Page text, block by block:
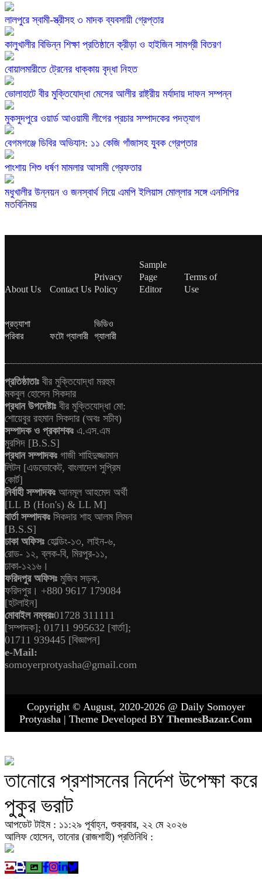
লালপুরে স্বামী-স্ত্রীসহ ৩ মাদক ব্যবসায়ী গ্রেপ্তার
কালুখালীর বিভিন্ন শিক্ষা প্রতিষ্ঠানে ক্রীড়া ও হাইজিন সামগ্রী বিতরণ
বোয়ালমারীতে ট্রেনের ধাক্কায় বৃদ্ধা নিহত
ভোলাহাটে বীর মুক্তিযোদ্ধা মেসের আলীর রাষ্ট্রীয় মর্যাদায় দাফন সম্পন্ন
মুকসুদপুরে ওয়ার্ড আওয়ামী লীগের প্রচার সম্পাদকের পদত্যাগ
বেগমগঞ্জে ডিবির অভিযান: ১১ কেজি গাঁজাসহ যুবক গ্রেপ্তার
পাংশায় শিশু ধর্ষণ মামলার আসামী গ্রেফতার
মধুখালীর উন্নয়ন ও জনস্বার্থ নিয়ে এমপি ইলিয়াস মোল্লার সঙ্গে এনসিপির
মতবিনিময়
About Us Contact Us
Privacy
Policy
Sample
Page
Editor
Terms of
Use
প্রত্যাশা
পরিবার
ফটো গ্যালারী
ভিডিও
গ্যালারী
প্রতিষ্ঠাতাঃ বীর মুক্তিযোদ্ধা মরহুম
মকবুল হোসেন সিকদার
প্রধান উপদেষ্টাঃ বীর মুক্তিযোদ্ধা মো:
শোয়েবুর রহমান সিকদার (অবঃ সচীব)
সম্পাদক ও প্রকাশকঃ এ.এস.এম
মুরসিদ [B.S.S]
প্রধান সম্পাদকঃ গাজী শাহিদুজ্জামান
লিটন [এডভোকেট, বাংলাদেশ সুপ্রিম
কোর্ট]
নির্বাহী সম্পাদকঃ আনমূল আহমেদ অর্থী
[LL B (Hon's) & LL M]
বার্তা সম্পাদকঃ সিকদার শাহ আলম লিমন
[B.S.S]
ঢাকা অফিসঃ হোল্ডিং-১৩, লাইন-৬,
রোড- ১২, ব্লক-বি, মিরপুর-১১,
ঢাকা-১২১৬।
ফরিদপুর অফিসঃ মুজিব সড়ক,
ফরিদপুর। +880 9617 179084
[হটলাইন]
মোবাইল নম্বরঃ01728 311111
[সম্পাদক]; 01711 995632 [বার্তা];
01711 939445 [বিজ্ঞাপন]
e-Mail:
somoyerprotyasha@gmail.com
Copyright © August, 2020-2026 @ Daily Somoyer
Protyasha | Theme Developed BY ThemesBazar.Com
তানোরে প্রশাসনের নির্দেশ উপেক্ষা করে
পুকুর ভরাট
আপডেট টাইম : ১১:২৯ পূর্বাহ্ন, শুক্রবার, ২২ মে ২০২৬
আলিফ হোসেন, তানোর (রাজশাহী) প্রতিনিধি :